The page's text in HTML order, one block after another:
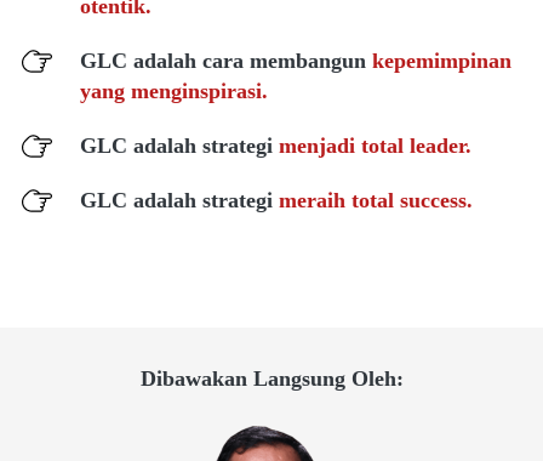
otentik.
GLC adalah cara membangun kepemimpinan
yang menginspirasi.
GLC adalah strategi menjadi total leader.
GLC adalah strategi meraih total success.
Dibawakan Langsung Oleh: